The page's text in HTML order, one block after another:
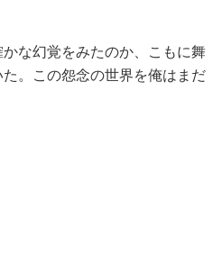
な幻覚をみたのか、こもに舞
。この怨念の世界を俺はまだ